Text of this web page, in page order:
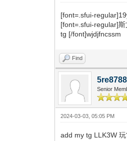
[font=.sfui-
[font=.sfui-regular]
tg [/font]wjdjfncssm
Find
5re8788
Senior
2024-03-03, 05:05 PM
add my tg LLK3W